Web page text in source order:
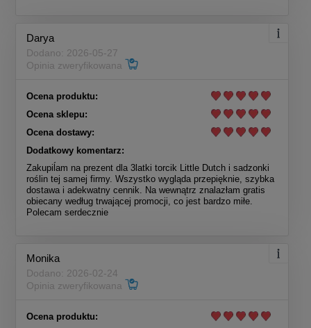
Darya
Dodano: 2026-05-27
Opinia zweryfikowana
Ocena produktu:
Ocena sklepu:
Ocena dostawy:
Dodatkowy komentarz:
Zakupiĺam na prezent dla 3latki torcik Little Dutch i sadzonki
roślin tej samej firmy. Wszystko wygląda przepięknie, szybka
dostawa i adekwatny cennik. Na wewnątrz znalazłam gratis
obiecany według trwającej promocji, co jest bardzo miłe.
Polecam serdecznie
Monika
Dodano: 2026-02-24
Opinia zweryfikowana
Ocena produktu: